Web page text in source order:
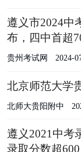
遵义市2024中
布，四中首超
贵州考试网 2024-
北京师范大学
北师大贵阳附中
遵义2021中考
录取分数超600